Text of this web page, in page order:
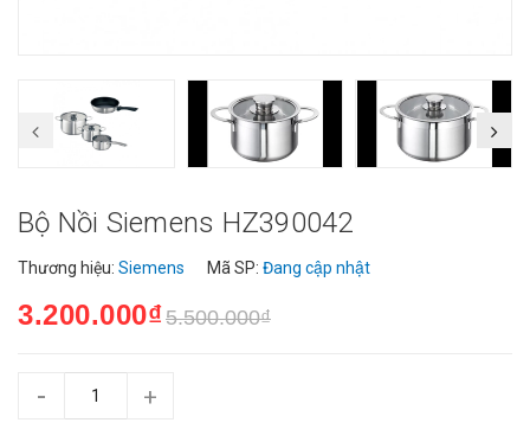
Bộ Nồi Siemens HZ390042
Thương hiệu: Siemens Mã SP: Đang cập nhật
3.200.000₫5.500.000₫
- +